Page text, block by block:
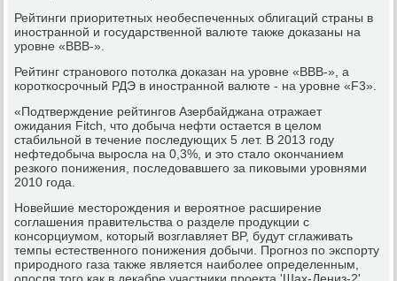
Рейтинги приоритетных необеспеченных облигаций страны в
иностранной и государственной валюте также доказаны на
уровне «BBB-».
Рейтинг странового потолка доказан на уровне «BBB-», а
короткосрочный РДЭ в иностранной валюте - на уровне «F3».
«Подтверждение рейтингов Азербайджана отражает
ожидания Fitch, что добыча нефти остается в целом
стабильной в течение последующих 5 лет. В 2013 году
нефтедобыча выросла на 0,3%, и это стало окончанием
резкого понижения, последовавшего за пиковыми уровнями
2010 года.
Новейшие месторождения и вероятное расширение
соглашения правительства о разделе продукции с
консорциумом, который возглавляет BP, будут сглаживать
темпы естественного понижения добычи. Прогноз по экспорту
природного газа также является наиболее определенным,